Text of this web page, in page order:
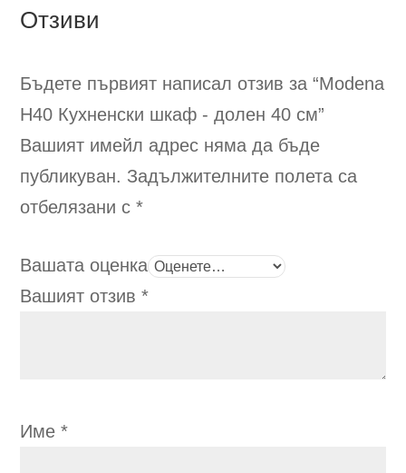
Отзиви
Бъдете първият написал отзив за “Modena
H40 Кухненски шкаф - долен 40 см”
Вашият имейл адрес няма да бъде
публикуван. Задължителните полета са
отбелязани с*
Вашата оценка
Вашият отзив*
Име*